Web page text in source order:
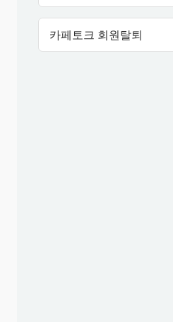
카페토크 회원탈퇴